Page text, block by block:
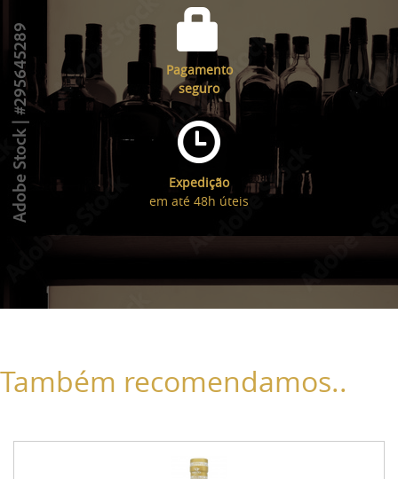
Pagamento
seguro
Expedição
em até 48h úteis
Também recomendamos..